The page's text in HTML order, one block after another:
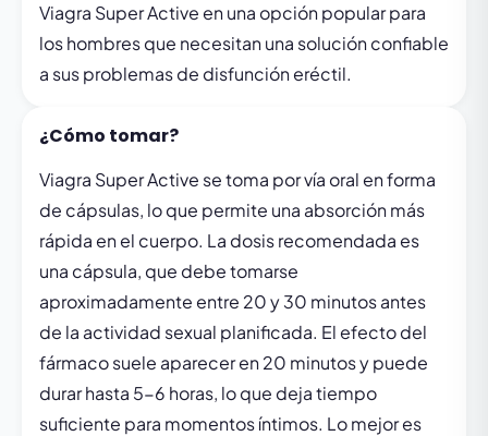
Viagra Super Active en una opción popular para
los hombres que necesitan una solución confiable
a sus problemas de disfunción eréctil.
¿Cómo tomar?
Viagra Super Active se toma por vía oral en forma
de cápsulas, lo que permite una absorción más
rápida en el cuerpo. La dosis recomendada es
una cápsula, que debe tomarse
aproximadamente entre 20 y 30 minutos antes
de la actividad sexual planificada. El efecto del
fármaco suele aparecer en 20 minutos y puede
durar hasta 5-6 horas, lo que deja tiempo
suficiente para momentos íntimos. Lo mejor es